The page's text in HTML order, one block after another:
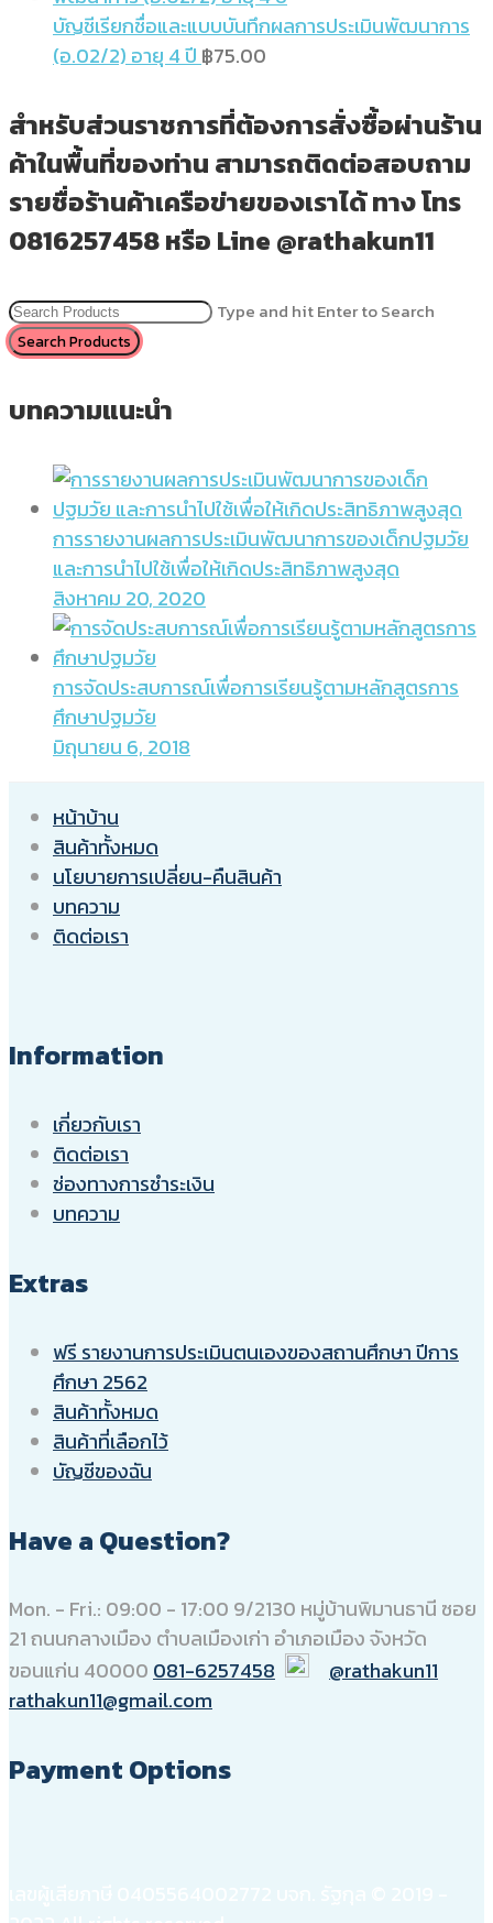
บัญชีเรียกชื่อและแบบบันทึกผลการประเมินพัฒนาการ
(อ.02/2) อายุ 4 ปี ฿75.00
สำหรับส่วนราชการที่ต้องการสั่งซื้อผ่านร้าน
ค้าในพื้นที่ของท่าน สามารถติดต่อสอบถาม
รายชื่อร้านค้าเครือข่ายของเราได้ ทาง โทร
0816257458 หรือ Line @rathakun11
Type and hit Enter to Search
บทความแนะนำ
การรายงานผลการประเมินพัฒนาการของเด็กปฐมวัย
และการนำไปใช้เพื่อให้เกิดประสิทธิภาพสูงสุด
สิงหาคม 20, 2020
การจัดประสบการณ์เพื่อการเรียนรู้ตามหลักสูตรการ
ศึกษาปฐมวัย
มิถุนายน 6, 2018
หน้าบ้าน
สินค้าทั้งหมด
นโยบายการเปลี่ยน-คืนสินค้า
บทความ
ติดต่อเรา
Information
เกี่ยวกับเรา
ติดต่อเรา
ช่องทางการชำระเงิน
บทความ
Extras
ฟรี รายงานการประเมินตนเองของสถานศึกษา ปีการ
ศึกษา 2562
สินค้าทั้งหมด
สินค้าที่เลือกไว้
บัญชีของฉัน
Have a Question?
Mon. - Fri.: 09:00 - 17:00 9/2130 หมู่บ้านพิมานธานี ซอย
21 ถนนกลางเมือง ตำบลเมืองเก่า อำเภอเมือง จังหวัด
ขอนแก่น 40000081-6257458
@rathakun11
rathakun11@gmail.com
Payment Options